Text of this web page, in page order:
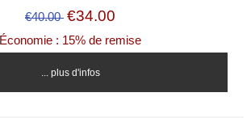
€40.00 €34.00
Économie : 15% de remise
... plus d'infos